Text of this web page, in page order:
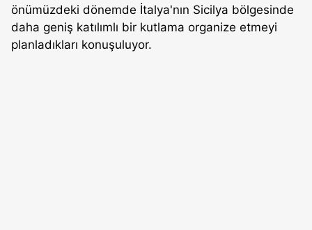
önümüzdeki dönemde İtalya'nın Sicilya bölgesinde
daha geniş katılımlı bir kutlama organize etmeyi
planladıkları konuşuluyor.